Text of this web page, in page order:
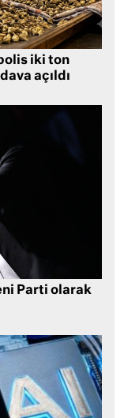
iki ton
açıldı
Parti olarak